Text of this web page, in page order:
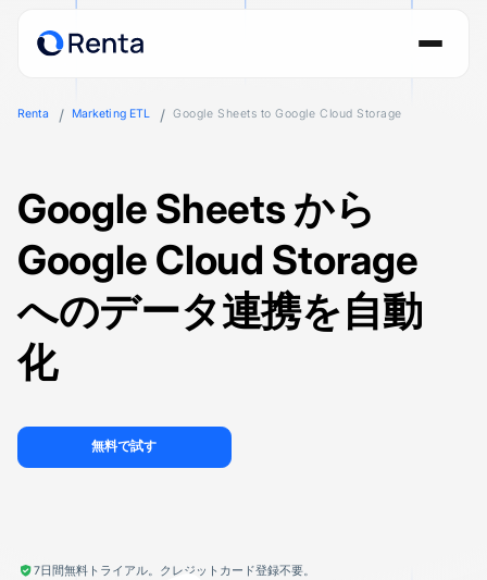
Renta Marketing ETL Google Sheets to Google Cloud Storage
Google Sheets から
Google Cloud Storage
へのデータ連携を自動
化
無料で試す
7日間無料トライアル。クレジットカード登録不要。